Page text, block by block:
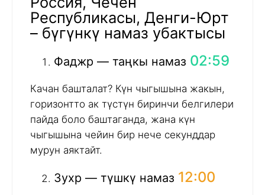
Республикасы, Денги-Юрт
– бүгүнкү намаз убактысы
Фаджр — таңкы намаз 02:59
Качан башталат? Күн чыгышына жакын,
горизонтто ак түстүн биринчи белгилери
пайда боло баштаганда, жана күн
чыгышына чейин бир нече секунддар
мурун аяктайт.
Зухр — түшкү намаз 12:00